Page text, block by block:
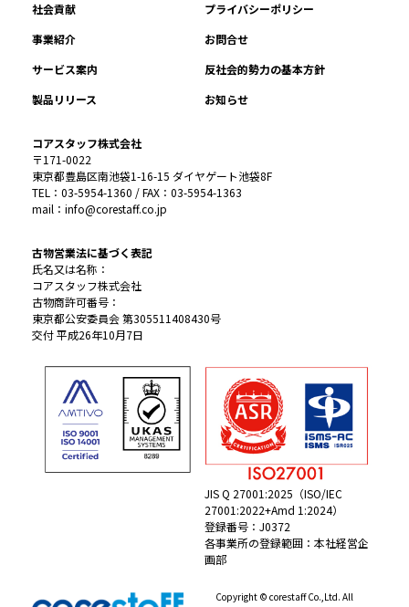
社会貢献
プライバシーポリシー
事業紹介
お問合せ
サービス案内
反社会的勢力の基本方針
製品リリース
お知らせ
コアスタッフ株式会社
〒171-0022
東京都豊島区南池袋1-16-15 ダイヤゲート池袋8F
TEL：03-5954-1360 / FAX：03-5954-1363
mail：info@corestaff.co.jp
古物営業法に基づく表記
氏名又は名称：
コアスタッフ株式会社
古物商許可番号：
東京都公安委員会 第305511408430号
交付 平成26年10月7日
JIS Q 27001:2025（ISO/IEC
27001:2022+Amd 1:2024）
登録番号：J0372
各事業所の登録範囲：本社経営企
画部
Copyright © corestaff Co.,Ltd. All